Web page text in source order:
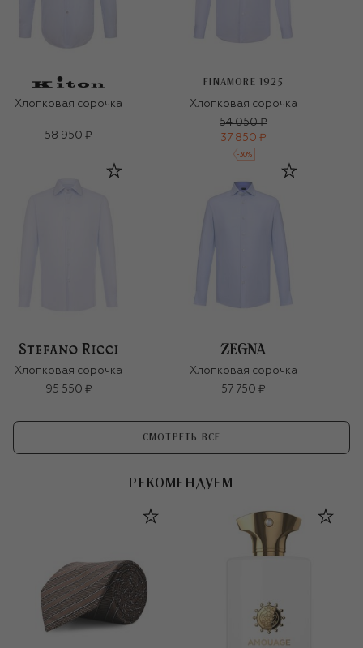
Хлопковая сорочка
58 950 ₽
FINAMORE 1925
Хлопковая сорочка
54 050 ₽
37 850 ₽
-30%
Хлопковая сорочка
95 550 ₽
Хлопковая сорочка
57 750 ₽
СМОТРЕТЬ ВСЕ
РЕКОМЕНДУЕМ